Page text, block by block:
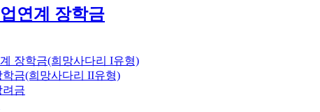
연계 장학금
장학금(희망사다리 I유형)
학금(희망사다리 II유형)
려금